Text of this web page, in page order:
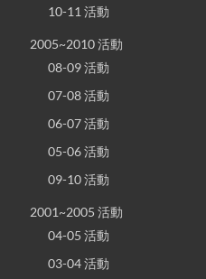
10-11 活動
2005~2010 活動
08-09 活動
07-08 活動
06-07 活動
05-06 活動
09-10 活動
2001~2005 活動
04-05 活動
03-04 活動